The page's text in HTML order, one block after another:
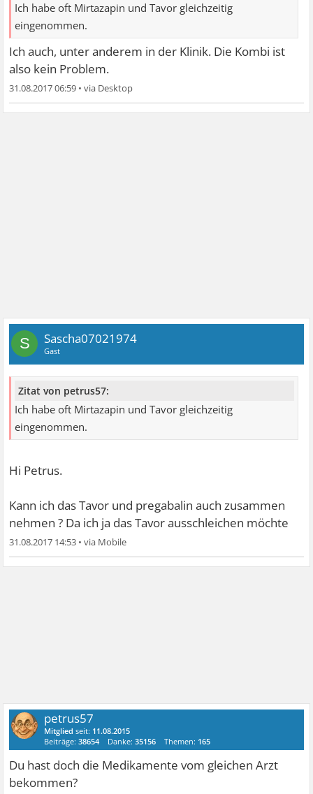
Ich habe oft Mirtazapin und Tavor gleichzeitig
eingenommen.
Ich auch, unter anderem in der Klinik. Die Kombi ist
also kein Problem.
31.08.2017 06:59 •
S Sascha07021974
Gast
Zitat von petrus57:
Ich habe oft Mirtazapin und Tavor gleichzeitig
eingenommen.
Hi Petrus.
Kann ich das Tavor und pregabalin auch zusammen
nehmen ? Da ich ja das Tavor ausschleichen möchte
31.08.2017 14:53 •
petrus57
Mitglied seit: 11.08.2015
Beiträge:38654 Danke:35156 Themen: 165
Du hast doch die Medikamente vom gleichen Arzt
bekommen?